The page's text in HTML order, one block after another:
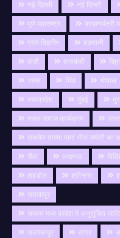
नई दिल्ली
नई दिल्ली
पुणे महाराष्ट्र
प्रधानमंत्री
प्रेस विज्ञप्ति
बङवानी
बाडी
बाराबंकी
भारत
भिंड भोपाल
मध्यप्रदेश
मुंबई
रजक समाज कार्यक्रम
रायसेन तात्या मामा भील जयंती का
रीवा
लखनऊ
शहडोल
श्रीनगर
सतलापुर
समस्त मध्य प्रदेश मै अनुसूचित जाति
सलामतपुर
सागर